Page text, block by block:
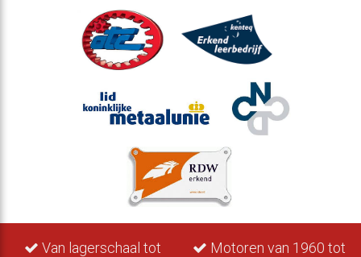
Van lagerschaal tot
Motoren van 1960 tot